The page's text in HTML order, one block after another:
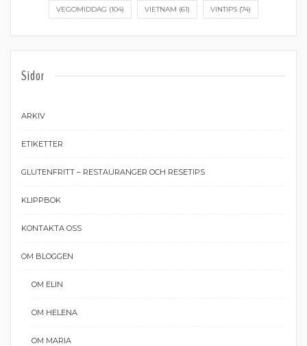
VEGOMIDDAG (104) VIETNAM (61) VINTIPS (74)
Sidor
ARKIV
ETIKETTER
GLUTENFRITT – RESTAURANGER OCH RESETIPS
KLIPPBOK
KONTAKTA OSS
OM BLOGGEN
OM ELIN
OM HELENA
OM MARIA